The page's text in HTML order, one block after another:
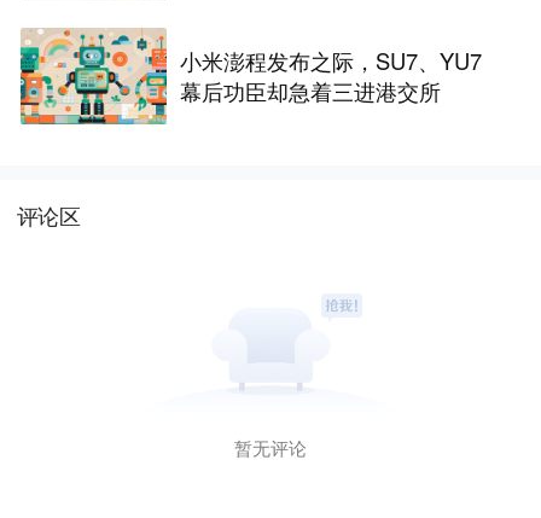
小米澎程发布之际，SU7、YU7
幕后功臣却急着三进港交所
评论区
暂无评论